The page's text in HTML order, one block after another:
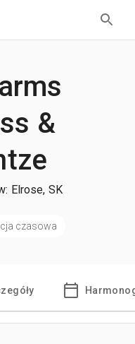
&
Elrose, SK
czasowa